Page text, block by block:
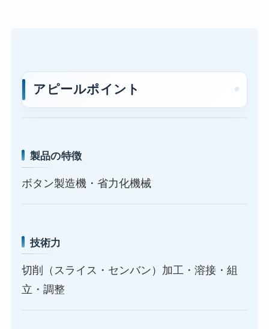
アピールポイント
製品の特徴
ボタン製造機・省力化機械
技術力
切削（スライス・センバン）加工・溶接・組
立・調整